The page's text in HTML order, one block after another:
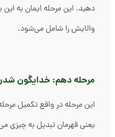
دهید. این مرحله ایمان به این
والایش را شامل می‌شود.
مرحله دهم: خدایگون
این مرحله در واقع تکمیل
یعنی قهرمان تبدیل به چیزی